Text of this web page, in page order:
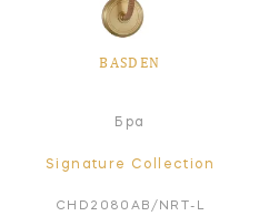
BASDEN
Бра
Signature Collection
CHD2080AB/NRT-L